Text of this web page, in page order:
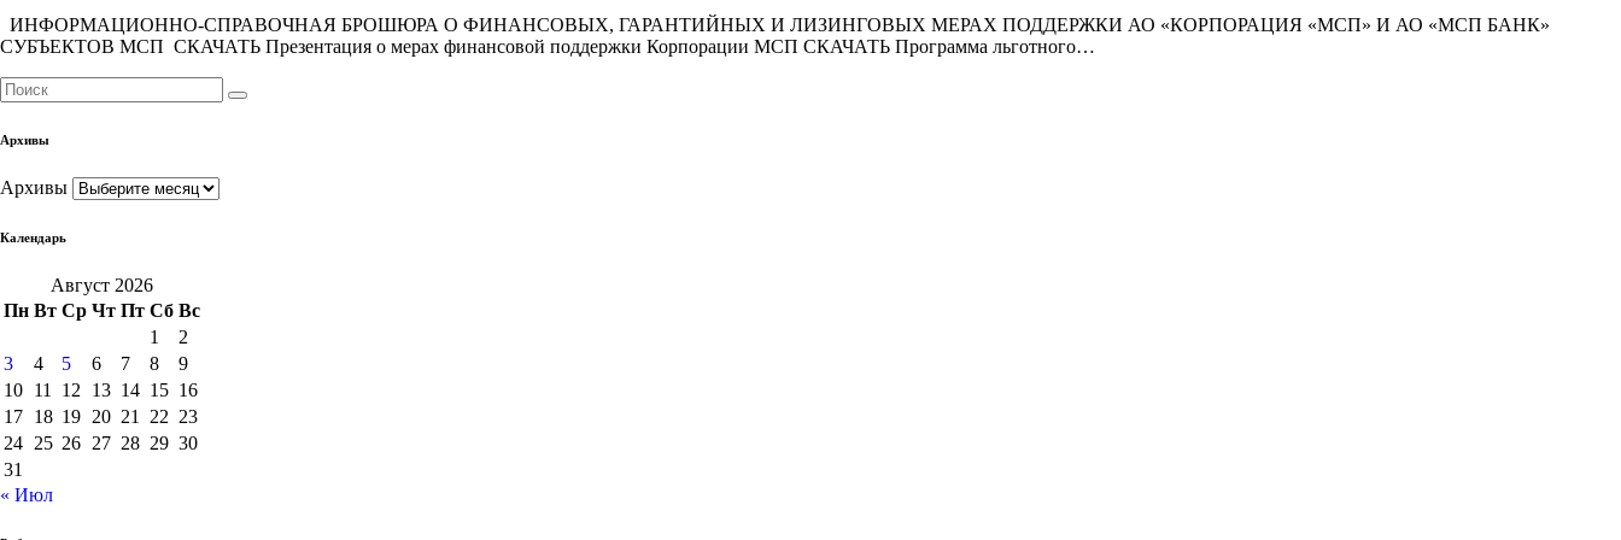
ИНФОРМАЦИОННО-СПРАВОЧНАЯ БРОШЮРА О ФИНАНСОВЫХ, ГАРАНТИЙНЫХ И ЛИЗИНГОВЫХ МЕРАХ ПОДДЕРЖКИ АО «КОРПОРАЦИЯ «МСП» И АО «МСП БАНК»
СУБЪЕКТОВ МСП СКАЧАТЬ Презентация о мерах финансовой поддержки Корпорации МСП СКАЧАТЬ Программа льготного…
Архивы
Архивы
Календарь
Август 2026
Пн Вт Ср Чт Пт Сб Вс
1
2
3
4 5 6 7 8
9
10 11 12 13 14 15 16
17 18 19 20 21 22 23
24 25 26 27 28 29 30
31
« Июл